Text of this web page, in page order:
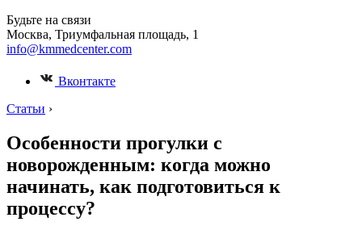
Будьте на связи
Москва, Триумфальная площадь, 1
info@kmmedcenter.com
Вконтакте
Статьи ›
Особенности прогулки с
новорожденным: когда можно
начинать, как подготовиться к
процессу?